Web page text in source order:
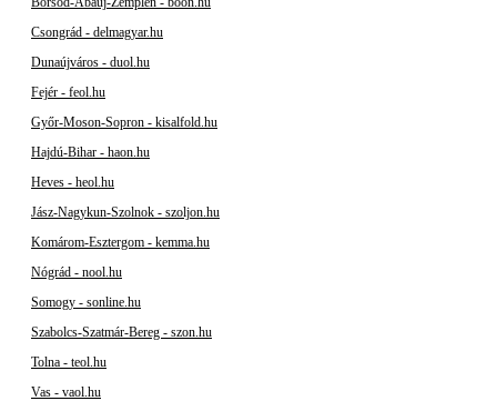
Csongrád - delmagyar.hu
Dunaújváros - duol.hu
Fejér - feol.hu
Győr-Moson-Sopron - kisalfold.hu
Hajdú-Bihar - haon.hu
Heves - heol.hu
Jász-Nagykun-Szolnok - szoljon.hu
Komárom-Esztergom - kemma.hu
Nógrád - nool.hu
Somogy - sonline.hu
Szabolcs-Szatmár-Bereg - szon.hu
Tolna - teol.hu
Vas - vaol.hu